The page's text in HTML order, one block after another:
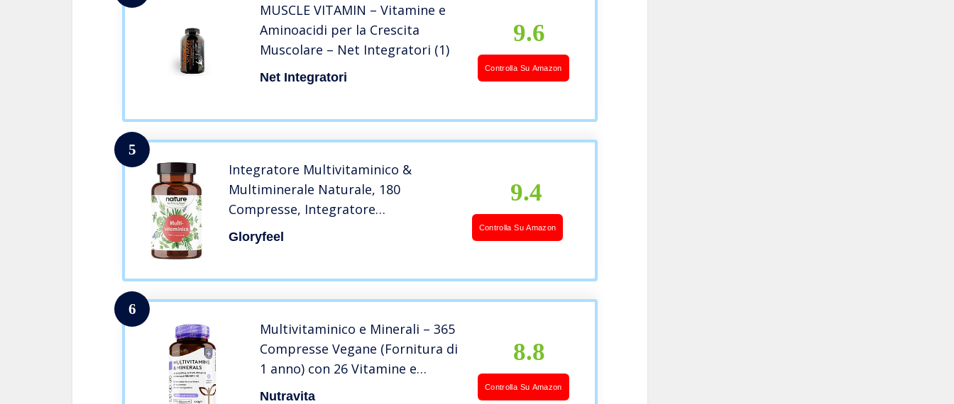
MUSCLE VITAMIN – Vitamine e
Aminoacidi per la Crescita
Muscolare – Net Integratori (1)
Net Integratori
9.6
Controlla Su Amazon
5
Integratore Multivitaminico &
Multiminerale Naturale, 180
Compresse, Integratore
Multivitamine per Uomini e Donne,
Vitamine A, B1, B2, B3, B5, B6, B7, B9,
Gloryfeel
9.4
Controlla Su Amazon
6
Multivitaminico e Minerali – 365
Compresse Vegane (Fornitura di
1 anno) con 26 Vitamine e
Minerali Essenziali – Compresse
Nutravita
8.8
Controlla Su Amazon